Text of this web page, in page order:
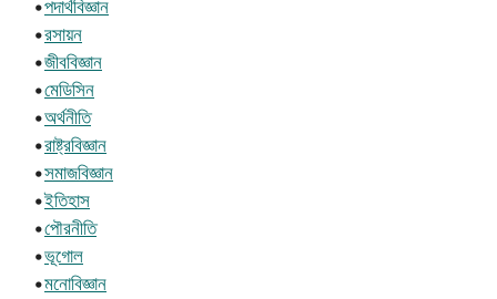
•পদার্থবিজ্ঞান
•রসায়ন
•জীববিজ্ঞান
•মেডিসিন
•অর্থনীতি
•রাষ্ট্রবিজ্ঞান
•সমাজবিজ্ঞান
•ইতিহাস
•পৌরনীতি
•ভূগোল
•মনোবিজ্ঞান